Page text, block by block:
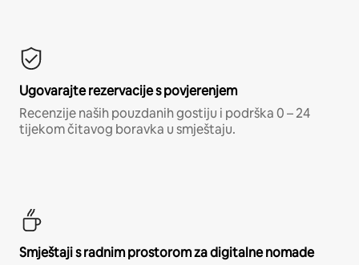
Ugovarajte rezervacije s povjerenjem
Recenzije naših pouzdanih gostiju i podrška 0 – 24
tijekom čitavog boravka u smještaju.
Smještaji s radnim prostorom za digitalne nomade